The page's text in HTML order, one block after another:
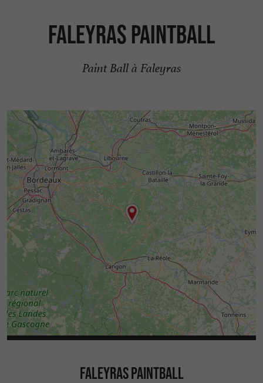
Faleyras Paintball
Paint Ball à Faleyras
FALEYRAS PAINTBALL